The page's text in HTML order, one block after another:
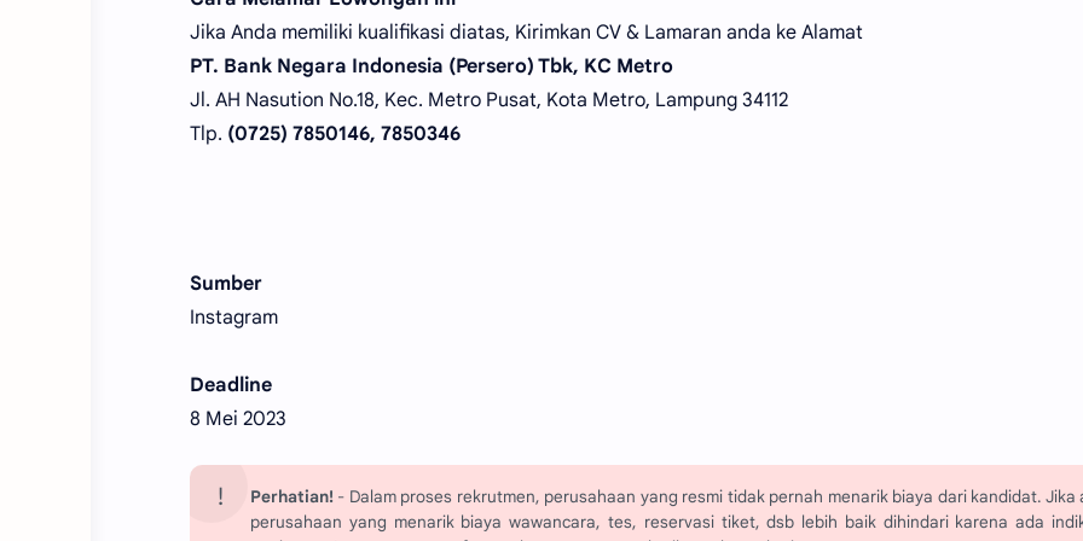
Jika Anda memiliki kualifikasi diatas, Kirimkan CV & Lamaran anda ke Alamat
PT. Bank Negara Indonesia (Persero) Tbk, KC Metro
Jl. AH Nasution No.18, Kec. Metro Pusat, Kota Metro, Lampung 34112
Tlp. (0725) 7850146, 7850346
Sumber
Instagram
Deadline
8 Mei 2023
Perhatian! - Dalam proses rekrutmen, perusahaan yang resmi tidak pernah menarik biaya dari kandidat. Jika
perusahaan yang menarik biaya wawancara, tes, reservasi tiket, dsb lebih baik dihindari karena ada